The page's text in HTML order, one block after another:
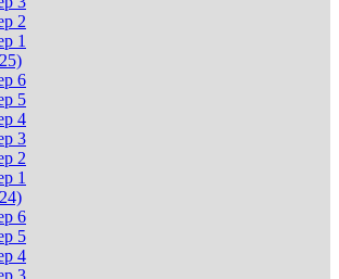
2
1
6
5
4
3
2
1
6
5
4
3